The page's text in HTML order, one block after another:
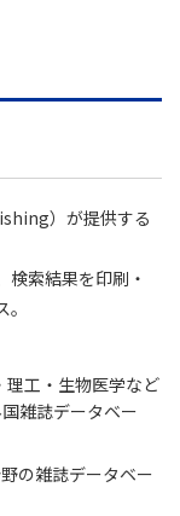
）が提供する
検索結果を印刷・
工・生物医学など
雑誌データベー
の雑誌データベー